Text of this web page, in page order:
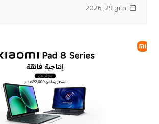
مايو 29, 2026